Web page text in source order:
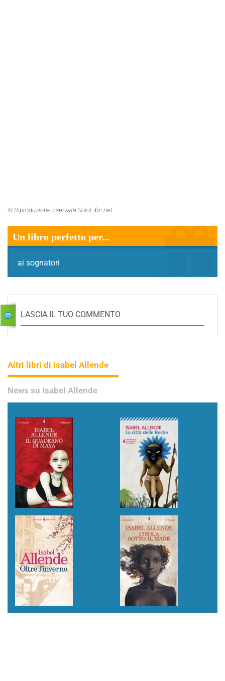
© Riproduzione riservata SoloLibri.net
Un libro perfetto per...
ai sognatori
LASCIA IL TUO COMMENTO
Altri libri di Isabel Allende
News su Isabel Allende